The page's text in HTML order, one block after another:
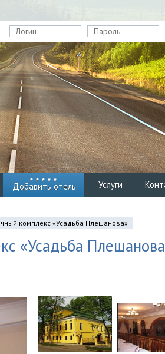
Добавить отель Услуги
комплекс «Усадьба Плешанова»
«Усадьба